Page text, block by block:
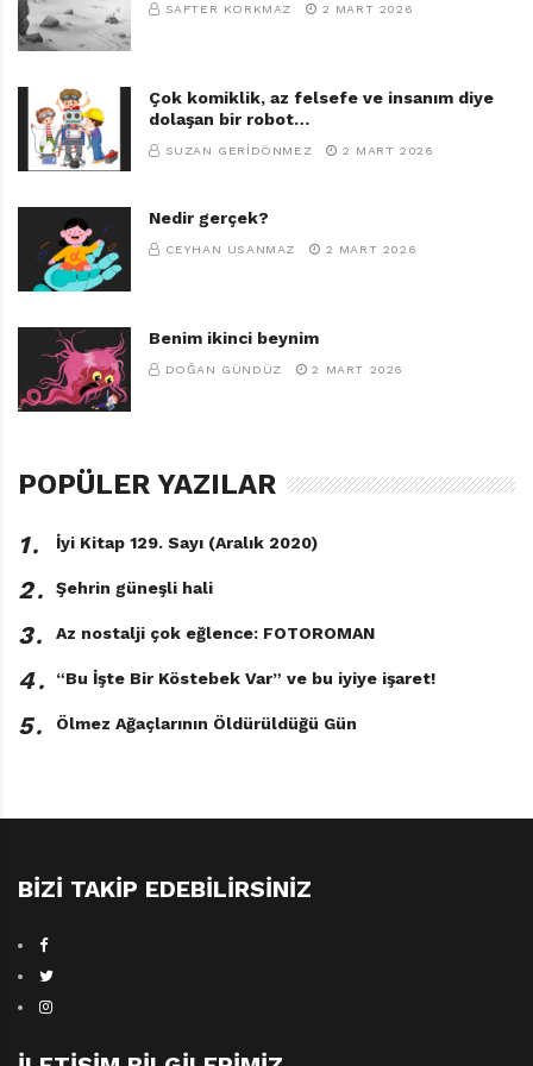
yönetmeni hem kitabın çevirmeni olan Meltem Erkmen
aslanın suçu neydi?
Lafcadio Şehirdeki Aslan
Türkçeleştiren: Meltem Erkmen
SAFTER KORKMAZ 2 MART 2026
Çok komiklik, az felsefe ve insanım diye
dolaşan bir robot…
SUZAN GERIDÖNMEZ 2 MART 2026
Nedir gerçek?
CEYHAN USANMAZ 2 MART 2026
Benim ikinci beynim
DOĞAN GÜNDÜZ 2 MART 2026
POPÜLER YAZILAR
1․ İyi Kitap 129. Sayı (Aralık 2020)
2․ Şehrin güneşli hali
3․ Az nostalji çok eğlence: FOTOROMAN
4․ “Bu İşte Bir Köstebek Var” ve bu iyiye işaret!
5․ Ölmez Ağaçlarının Öldürüldüğü Gün
BIZI TAKIP EDEBILIRSINIZ